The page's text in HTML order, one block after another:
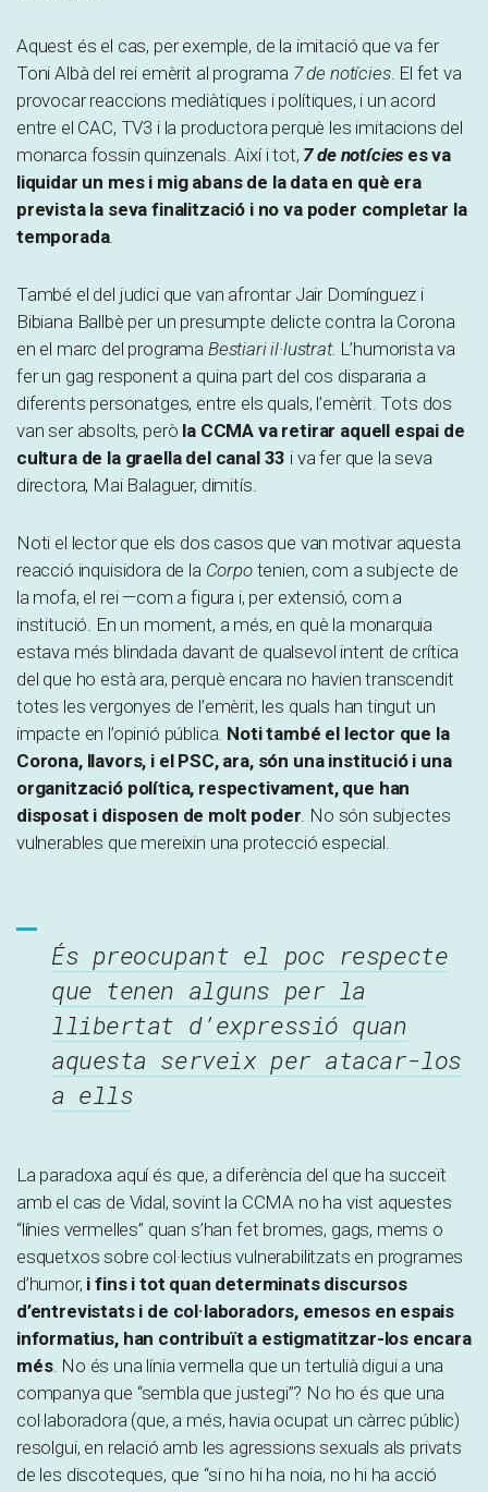
Aquest és el cas, per exemple, de la imitació que va fer
Toni Albà del rei emèrit al programa 7 de notícies. El fet va
provocar reaccions mediàtiques i polítiques, i un acord
entre el CAC, TV3 i la productora perquè les imitacions del
monarca fossin quinzenals. Així i tot, 7 de notícies es va
liquidar un mes i mig abans de la data en què era
prevista la seva finalització i no va poder completar la
temporada.
També el del judici que van afrontar Jair Domínguez i
Bibiana Ballbè per un presumpte delicte contra la Corona
en el marc del programa Bestiari il·lustrat. L’humorista va
fer un gag responent a quina part del cos dispararia a
diferents personatges, entre els quals, l’emèrit. Tots dos
van ser absolts, però la CCMA va retirar aquell espai de
cultura de la graella del canal 33 i va fer que la seva
directora, Mai Balaguer, dimitís.
Noti el lector que els dos casos que van motivar aquesta
reacció inquisidora de la Corpotenien, com a subjecte de
la mofa, el rei —com a figura i, per extensió, com a
institució. En un moment, a més, en què la monarquia
estava més blindada davant de qualsevol intent de crítica
del que ho està ara, perquè encara no havien transcendit
totes les vergonyes de l’emèrit, les quals han tingut un
impacte en l’opinió pública. Noti també el lector que la
Corona, llavors, i el PSC, ara, són una institució i una
organització política, respectivament, que han
disposat i disposen de molt poder . No són subjectes
vulnerables que mereixin una protecció especial.
És preocupant el poc respecte
que tenen alguns per la
llibertat d’expressió quan
aquesta serveix per atacar-los
a ells
La paradoxa aquí és que, a diferència del que ha succeït
amb el cas de Vidal, sovint la CCMA no ha vist aquestes
“línies vermelles” quan s’han fet bromes, gags, mems o
esquetxos sobre col·lectius vulnerabilitzats en programes
d’humor, i fins i tot quan determinats discursos
d’entrevistats i de col·laboradors, emesos en espais
informatius, han contribuït a estigmatitzar-los encara
més. No és una línia vermella que un tertulià digui a una
companya que “sembla que justegi”? No ho és que una
col·laboradora (que, a més, havia ocupat un càrrec públic)
resolgui, en relació amb les agressions sexuals als privats
de les discoteques, que “si no hi ha noia, no hi ha acció